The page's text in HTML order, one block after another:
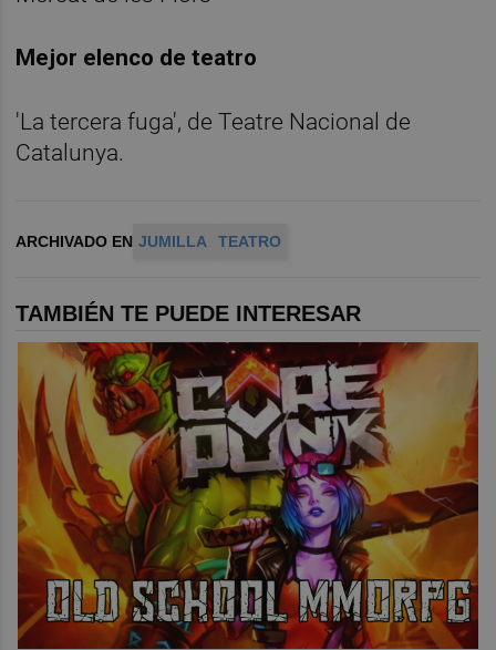
Mejor elenco de teatro
'La tercera fuga', de Teatre Nacional de
Catalunya.
ARCHIVADO EN JUMILLA TEATRO
TAMBIÉN TE PUEDE INTERESAR